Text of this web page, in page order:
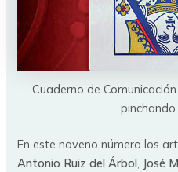
Cuaderno de
En este noveno número los
Antonio Ruiz del Árbol, José